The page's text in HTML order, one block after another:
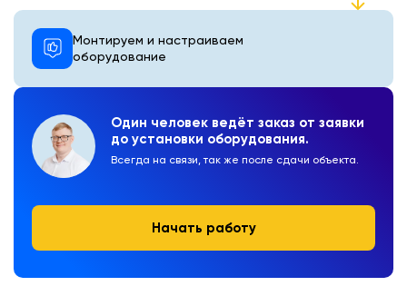
Один человек ведёт заказ от заявки
до установки оборудования.
Всегда на связи, так же после сдачи объекта.
Начать работу
Монтируем и настраиваем
оборудование